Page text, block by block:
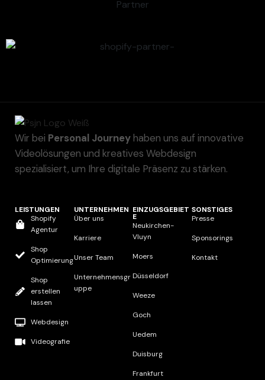
Wir bei Personal Journeyhaben uns auf innovative
Videolösungen und kreatives Webdesign
spezialisiert, um Ihre digitale Präsenz zu stärken.
LEISTUNGEN
Shopify
Agentur
Shop
Optimierung
Shop
erstellen
lassen
Webdesign
Videografie
UNTERNEHMEN
Über uns
Karriere
Unser Team
Unternehmensgr
uppe
EINZUGSGEBIET
E
Neukirchen-
Vluyn
Moers
Düsseldorf
Weeze
Goch
Uedem
Duisburg
Frankfurt
SONSTIGES
Presse
Sponsorings
Kontakt